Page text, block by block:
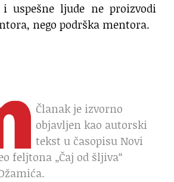
i uspešne ljude ne proizvodi
nego podrška mentora.
Članak je izvorno
objavljen kao autorski
tekst u časopisu Novi
feljtona „Čaj od šljiva“